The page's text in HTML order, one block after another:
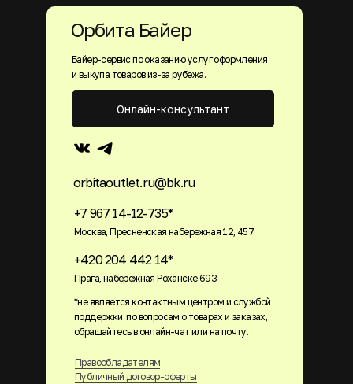
Байер-сервис по оказанию услуг оформления
и выкупа товаров из-за рубежа.
+7 967 14-12-735*
Москва, Пресненская набережная 12, 457
+420 204 442 14*
Прага, набережная Роханске 693
orbitaoutlet.ru@bk.ru
Правообладателям
Публичный договор-оферты
Онлайн-консультант
Орбита Байер
*не является контактным центром и службой
поддержки. по вопросам о товарах и заказах,
обращайтесь в онлайн-чат или на почту.